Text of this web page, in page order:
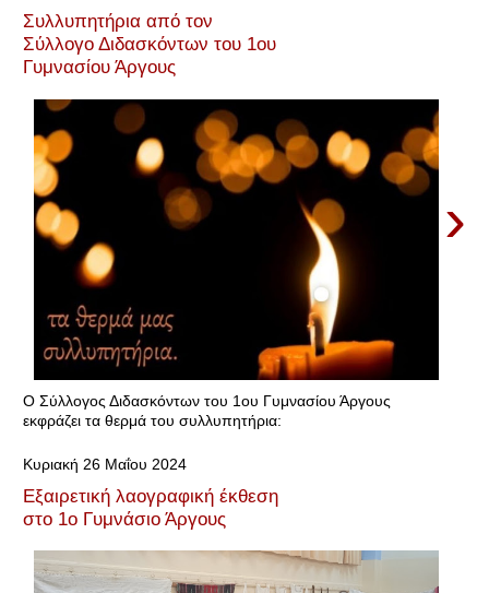
Συλλυπητήρια από τον
Σύλλογο Διδασκόντων του 1ου
Γυμνασίου Άργους
›
Ο Σύλλογος Διδασκόντων του 1ου Γυμνασίου Άργους
εκφράζει τα θερμά του συλλυπητήρια:
Κυριακή 26 Μαΐου 2024
Εξαιρετική λαογραφική έκθεση
στο 1ο Γυμνάσιο Άργους